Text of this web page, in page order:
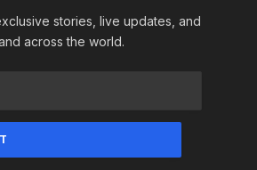
stories, live updates, and
across the world.